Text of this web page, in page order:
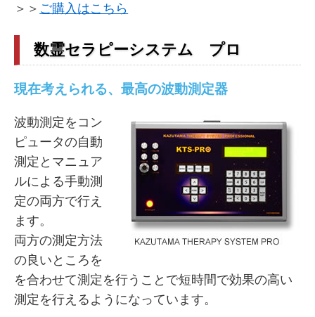
＞＞ ご購入はこちら
数霊セラピーシステム プロ
現在考えられる、最高の波動測定器
波動測定をコン
ピュータの自動
測定とマニュア
ルによる手動測
定の両方で行え
ます。
両方の測定方法
の良いところを
を合わせて測定を行うことで短時間で効果の高い
測定を行えるようになっています。